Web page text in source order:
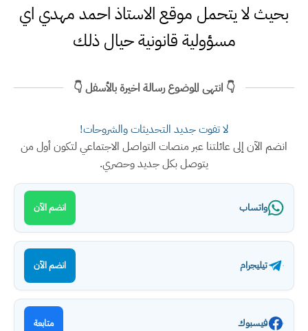
بحيث لا يتحمل موقع الاستاذ احمد مهدي اي
مسؤولية قانونية حيال ذلك
👇 انتهى الموضوع رسالة اخيرة بالأسفل 👇
لا تفوت جديد التحديثات والشروحات!
انضم الآن إلى عائلتنا عبر منصات التواصل الاجتماعي لتكون أول من
يتوصل بكل جديد وحصري.
واتساب انضم الآن
تيليجرام انضم الآن
فيسبوك متابعة